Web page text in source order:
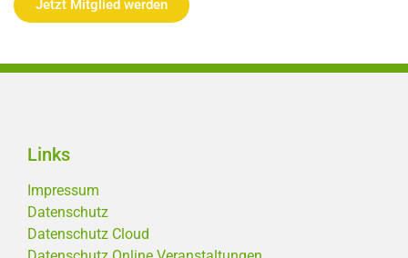
Jetzt Mitglied werden
Links
Impressum
Datenschutz
Datenschutz Cloud